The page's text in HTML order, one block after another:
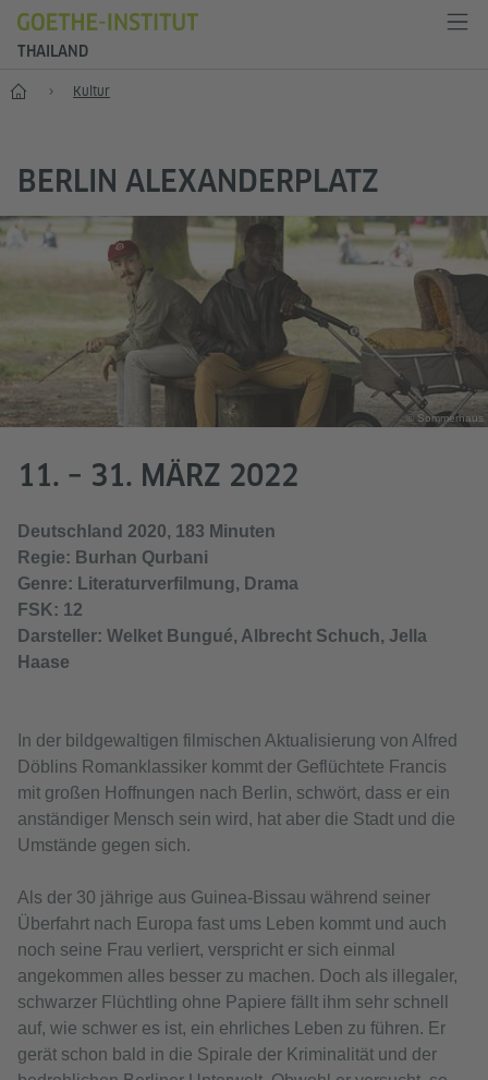
THAILAND
Start Kultur
BERLIN ALEXANDERPLATZ
© Sommerhaus
11. – 31. MÄRZ 2022
Deutschland 2020, 183 Minuten
Regie: Burhan Qurbani
Genre: Literaturverfilmung, Drama
FSK: 12
Darsteller: Welket Bungué, Albrecht Schuch, Jella
Haase
In der bildgewaltigen filmischen Aktualisierung von Alfred
Döblins Romanklassiker kommt der Geflüchtete Francis
mit großen Hoffnungen nach Berlin, schwört, dass er ein
anständiger Mensch sein wird, hat aber die Stadt und die
Umstände gegen sich.
Als der 30 jährige aus Guinea-Bissau während seiner
Überfahrt nach Europa fast ums Leben kommt und auch
noch seine Frau verliert, verspricht er sich einmal
angekommen alles besser zu machen. Doch als illegaler,
schwarzer Flüchtling ohne Papiere fällt ihm sehr schnell
auf, wie schwer es ist, ein ehrliches Leben zu führen. Er
gerät schon bald in die Spirale der Kriminalität und der